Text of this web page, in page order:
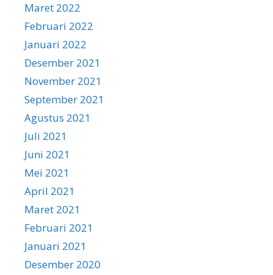
Maret 2022
Februari 2022
Januari 2022
Desember 2021
November 2021
September 2021
Agustus 2021
Juli 2021
Juni 2021
Mei 2021
April 2021
Maret 2021
Februari 2021
Januari 2021
Desember 2020